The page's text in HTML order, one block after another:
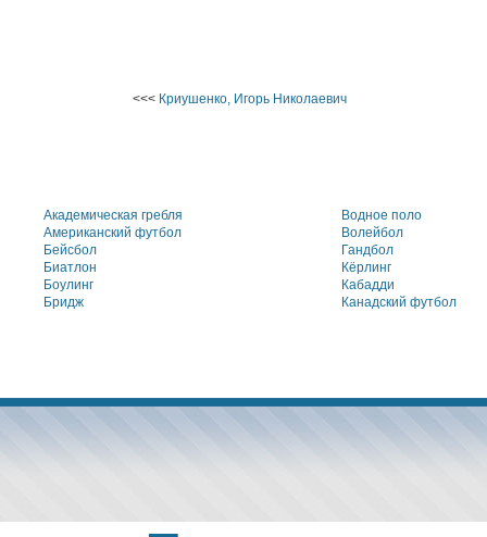
<<< Криушенко, Игорь Николаевич
Академическая гребля
Американский футбол
Бейсбол
Биатлон
Боулинг
Бридж
Водное поло
Волейбол
Гандбол
Кёрлинг
Кабадди
Канадский футбол